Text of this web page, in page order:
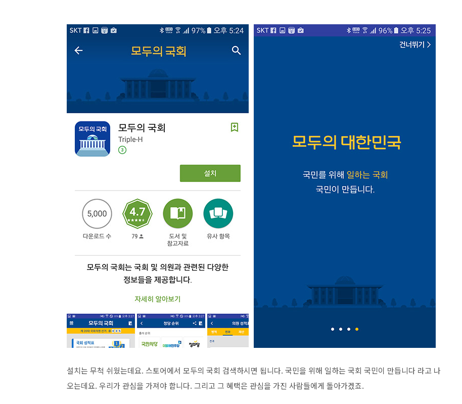
설치는 무척 쉬웠는데요. 스토어에서 모두의 국회 검색하시면 됩니다. 국민을 위해 일하는 국회 국민이 만듭니다 라고 나
오는데요. 우리가 관심을 가져야 합니다. 그리고 그 혜택은 관심을 가진 사람들에게 돌아가겠죠.